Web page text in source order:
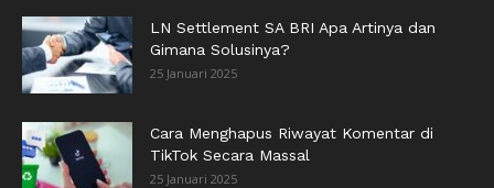
LN Settlement SA BRI Apa Artinya dan
Gimana Solusinya?
25 Januari 2025
Cara Menghapus Riwayat Komentar di
TikTok Secara Massal
25 Januari 2025